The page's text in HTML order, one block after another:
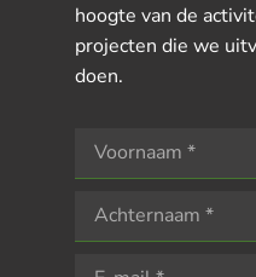
hoogte van de
projecten die we
doen.